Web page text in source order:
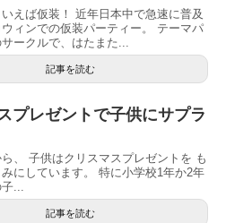
えば仮装！ 近年日本中で急速に普及
ウィンでの仮装パーティー。 テーマパ
ークルで、はたまた...
記事を読む
プレゼントで子供にサプラ
、 子供はクリスマスプレゼントを も
にしています。 特に小学校1年か2年
子...
記事を読む